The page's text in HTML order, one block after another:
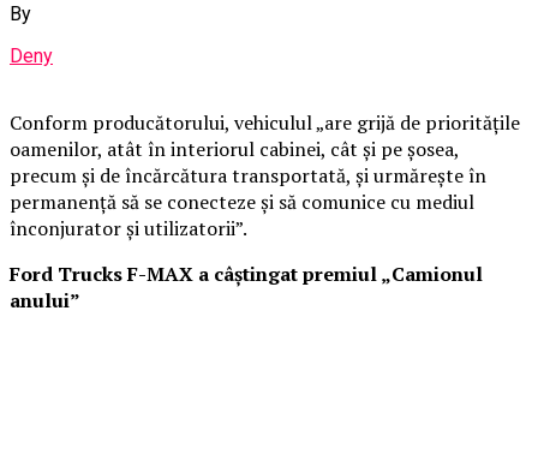
By
Deny
Conform producătorului, vehiculul „are grijă de priorităţile
oamenilor, atât în ​​interiorul cabinei, cât şi pe şosea,
precum şi de încărcătura transportată, şi urmăreşte în
permanenţă să se conecteze şi să comunice cu mediul
înconjurator şi utilizatorii”.
Ford Trucks F-MAX a câştingat premiul „Camionul
anului”